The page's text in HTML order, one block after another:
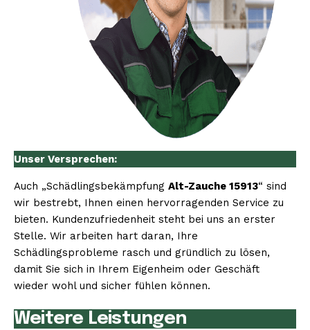
Unser Versprechen:
Auch „Schädlingsbekämpfung Alt-Zauche 15913“ sind
wir bestrebt, Ihnen einen hervorragenden Service zu
bieten. Kundenzufriedenheit steht bei uns an erster
Stelle. Wir arbeiten hart daran, Ihre
Schädlingsprobleme rasch und gründlich zu lösen,
damit Sie sich in Ihrem Eigenheim oder Geschäft
wieder wohl und sicher fühlen können.
Weitere Leistungen